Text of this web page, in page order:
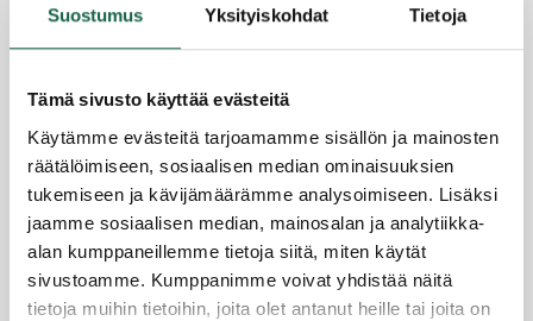
Suostumus Yksityiskohdat Tietoja
Tämä sivusto käyttää evästeitä
Käytämme evästeitä tarjoamamme sisällön ja mainosten
räätälöimiseen, sosiaalisen median ominaisuuksien
tukemiseen ja kävijämäärämme analysoimiseen. Lisäksi
jaamme sosiaalisen median, mainosalan ja analytiikka-
alan kumppaneillemme tietoja siitä, miten käytät
sivustoamme. Kumppanimme voivat yhdistää näitä
tietoja muihin tietoihin, joita olet antanut heille tai joita on
30.6.2022